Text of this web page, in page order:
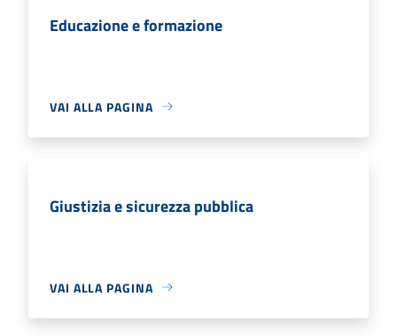
Educazione e formazione
VAI ALLA PAGINA
Giustizia e sicurezza pubblica
VAI ALLA PAGINA